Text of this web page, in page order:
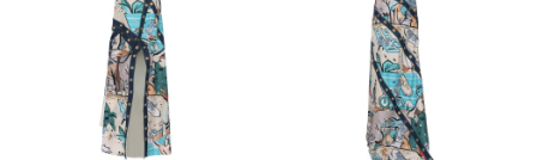
每筆NT$120，滿NT$5,000(含以上)免運費